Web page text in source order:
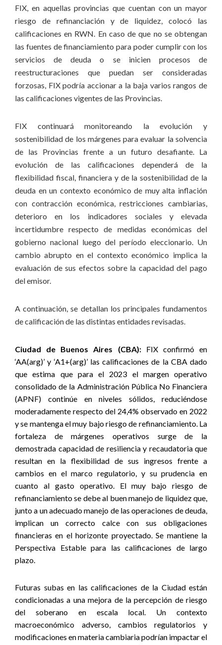
FIX, en aquellas provincias que cuentan con un mayor
riesgo de refinanciación y de liquidez, colocó las
calificaciones en RWN. En caso de que no se obtengan
las fuentes de financiamiento para poder cumplir con los
servicios de deuda o se inicien procesos de
reestructuraciones que puedan ser consideradas
forzosas, FIX podría accionar a la baja varios rangos de
las calificaciones vigentes de las Provincias.
FIX continuará monitoreando la evolución y
sostenibilidad de los márgenes para evaluar la solvencia
de las Provincias frente a un futuro desafiante. La
evolución de las calificaciones dependerá de la
flexibilidad fiscal, financiera y de la sostenibilidad de la
deuda en un contexto económico de muy alta inflación
con contracción económica, restricciones cambiarias,
deterioro en los indicadores sociales y elevada
incertidumbre respecto de medidas económicas del
gobierno nacional luego del período eleccionario. Un
cambio abrupto en el contexto económico implica la
evaluación de sus efectos sobre la capacidad del pago
del emisor.
A continuación, se detallan los principales fundamentos
de calificación de las distintas entidades revisadas.
Ciudad de Buenos Aires (CBA):FIX confirmó en
‘AA(arg)’ y ‘A1+(arg)’ las calificaciones de la CBA dado
que estima que para el 2023 el margen operativo
consolidado de la Administración Pública No Financiera
(APNF) continúe en niveles sólidos, reduciéndose
moderadamente respecto del 24,4% observado en 2022
y se mantenga el muy bajo riesgo de refinanciamiento. La
fortaleza de márgenes operativos surge de la
demostrada capacidad de resiliencia y recaudatoria que
resultan en la flexibilidad de sus ingresos frente a
cambios en el marco regulatorio, y su prudencia en
cuanto al gasto operativo. El muy bajo riesgo de
refinanciamiento se debe al buen manejo de liquidez que,
junto a un adecuado manejo de las operaciones de deuda,
implican un correcto calce con sus obligaciones
financieras en el horizonte proyectado. Se mantiene la
Perspectiva Estable para las calificaciones de largo
plazo.
Futuras subas en las calificaciones de la Ciudad están
condicionadas a una mejora de la percepción de riesgo
del soberano en escala local. Un contexto
macroeconómico adverso, cambios regulatorios y
modificaciones en materia cambiaria podrían impactar el